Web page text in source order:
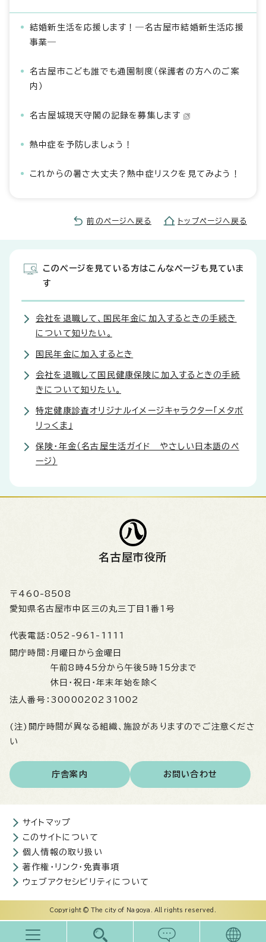
結婚新生活を応援します！―名古屋市結婚新生活応援
事業―
名古屋市こども誰でも通園制度（保護者の方へのご案
内）
名古屋城現天守閣の記録を募集します
熱中症を予防しましょう！
これからの暑さ大丈夫？熱中症リスクを見てみよう！
前のページへ戻る トップページへ戻る
このページを見ている方はこんなページも見ていま
す
会社を退職して、国民年金に加入するときの手続き
について知りたい。
国民年金に加入するとき
会社を退職して国民健康保険に加入するときの手続
きについて知りたい。
特定健康診査オリジナルイメージキャラクター「メタボ
リっくま」
保険・年金（名古屋生活ガイド やさしい日本語のペ
ージ）
名古屋市役所
〒460-8508
愛知県名古屋市中区三の丸三丁目1番1号
代表電話： 052-961-1111
開庁時間： 月曜日から金曜日
午前8時45分から午後5時15分まで
休日・祝日・年末年始を除く
法人番号： 3000020231002
(注)開庁時間が異なる組織、施設がありますのでご注意くださ
い
庁舎案内 お問い合わせ
サイトマップ
このサイトについて
個人情報の取り扱い
著作権・リンク・免責事項
ウェブアクセシビリティについて
Copyright © The city of Nagoya. All rights reserved.